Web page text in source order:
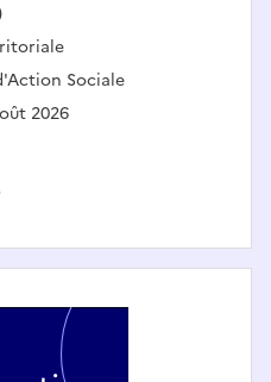
Sociale
2026
Social - Appui aux